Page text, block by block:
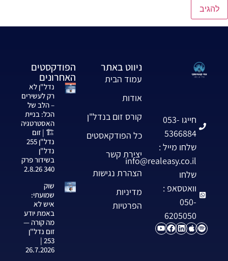
חייגו 053-
5366884
שלחו מייל :
info@realeasy.co.il
שלחו
וואטסאפ :
050-
6205050
ניווט באתר
עמוד הבית
אודות
קורס זום בנדל"ן
כל הפודקאסטים
יצירת קשר
הצהרת נגישות
מדיניות
הפרטיות
הפודקסטים
האחרונים
נדל"ן לא
רק לעשירים
– הלב של
הכל: בניית
האסטרטגיה
🏗️ | זום
נדל"ן 255
נדל"ן
בשידור פרק
340 2.8.26
שוק
שמועתי:
איש לא
באמת יודע
מה קורה —
זום נדל"ן
253 |
26.7.2026